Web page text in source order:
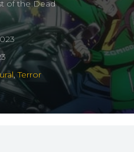
of the Dead
,Terror